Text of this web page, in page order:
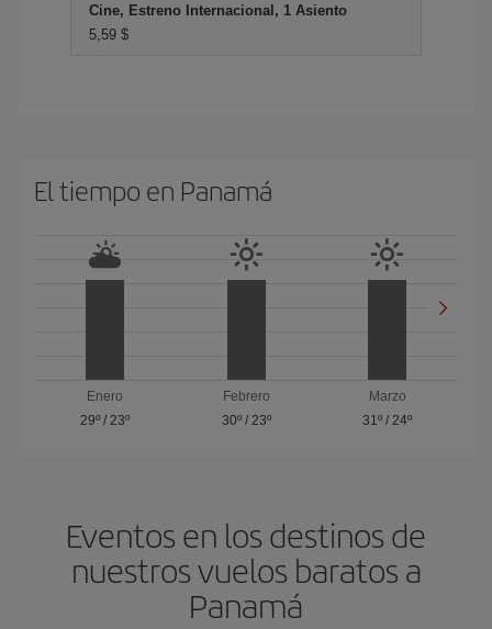
Cine, Estreno Internacional, 1 Asiento
5,59 $
El tiempo en Panamá
Enero
29º/ 23º
Febrero
30º/ 23º
Marzo
31º / 24º
Eventos en los destinos de
nuestros vuelos baratos a
Panamá